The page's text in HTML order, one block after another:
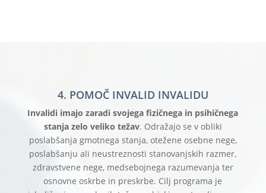
4. POMOČ INVALID INVALIDU
Invalidi imajo zaradi svojega fizičnega in psihičnega
stanja zelo veliko težav. Odražajo se v obliki
poslabšanja gmotnega stanja, otežene osebne nege,
poslabšanju ali neustreznosti stanovanjskih razmer,
zdravstvene nege, medsebojnega razumevanja ter
osnovne oskrbe in preskrbe. Cilj programa je